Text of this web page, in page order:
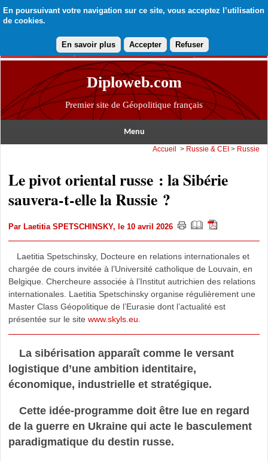
En poursuivant votre navigation sur ce site, vous acceptez l’utilisation
de cookies.
En savoir plus Accepter Refuser
Diploweb.com
Premier site de Géopolitique français
Menu
Accueil > Russie & CEI > Russie
Le pivot oriental russe : la Sibérie
sauvera-t-elle la Russie ?
Par Laetitia SPETSCHINSKY, le 10 avril 2026
Laetitia Spetschinsky, Docteure en relations internationales et
chargée de cours invitée à l’Université catholique de Louvain, en
Belgique. Chercheure associée à l’Institut autrichien des relations
internationales. Laetitia Spetschinsky organise régulièrement une
Master Class Géopolitique de l’Eurasie dont l’actualité est
présentée sur le site www.skyls.eu
La sibérisation apparaît comme le versant
logistique d’une ambition identitaire,
économique, industrielle et stratégique.
Cette idée-programme doit être lue en regard
de la guerre en Ukraine qui acte le basculement
paradigmatique du destin russe.